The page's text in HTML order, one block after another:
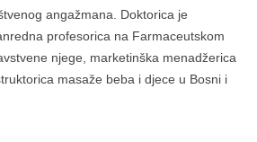
angažmana. Doktorica je
profesorica na Farmaceutskom
njege, marketinška menadžerica
masaže beba i djece u Bosni i